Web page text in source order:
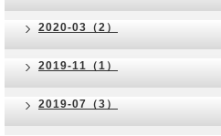
2020-03（2）
2019-11（1）
2019-07（3）